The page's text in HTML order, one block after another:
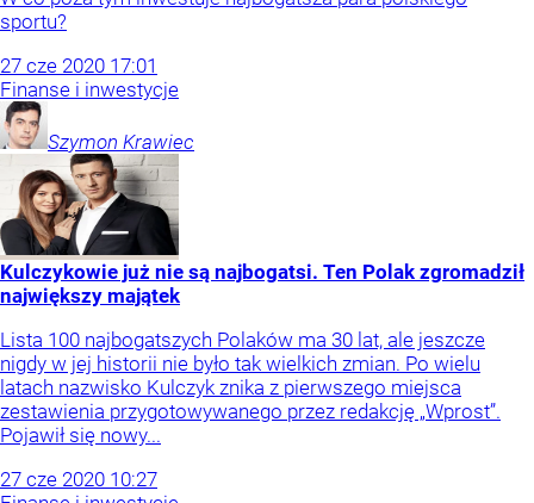
sportu?
27 cze 2020 17:01
Finanse i inwestycje
Szymon Krawiec
Kulczykowie już nie są najbogatsi. Ten Polak zgromadził
największy majątek
Lista 100 najbogatszych Polaków ma 30 lat, ale jeszcze
nigdy w jej historii nie było tak wielkich zmian. Po wielu
latach nazwisko Kulczyk znika z pierwszego miejsca
zestawienia przygotowywanego przez redakcję „Wprost”.
Pojawił się nowy...
27 cze 2020 10:27